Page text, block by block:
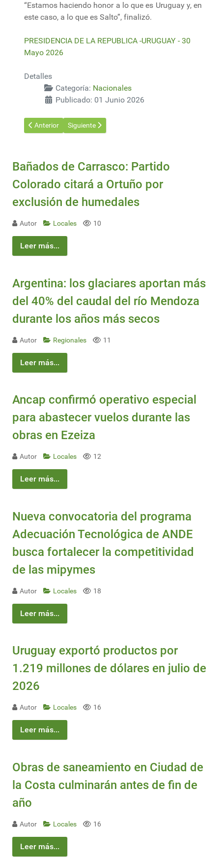
“Estamos haciendo honor a lo que es Uruguay y, en
este caso, a lo que es Salto”, finalizó.
PRESIDENCIA DE LA REPUBLICA -URUGUAY - 30
Mayo 2026
Detalles
Categoría: Nacionales
Publicado: 01 Junio 2026
Artículo anterior: Advierten sobre drones pulverizadores;
Anterior Artículo siguiente: Presidente Orsi concurrió al
Siguiente
Bañados de Carrasco: Partido
Colorado citará a Ortuño por
exclusión de humedales
Autor Locales 10
Leer más...
Argentina: los glaciares aportan más
del 40% del caudal del río Mendoza
durante los años más secos
Autor Regionales 11
Leer más...
Ancap confirmó operativo especial
para abastecer vuelos durante las
obras en Ezeiza
Autor Locales 12
Leer más...
Nueva convocatoria del programa
Adecuación Tecnológica de ANDE
busca fortalecer la competitividad
de las mipymes
Autor Locales 18
Leer más...
Uruguay exportó productos por
1.219 millones de dólares en julio de
2026
Autor Locales 16
Leer más...
Obras de saneamiento en Ciudad de
la Costa culminarán antes de fin de
año
Autor Locales 16
Leer más...